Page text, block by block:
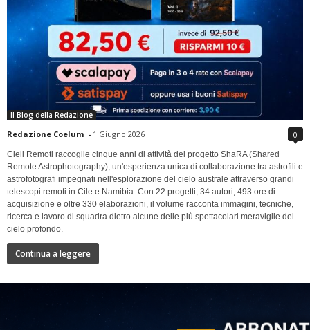
Il Blog della Redazione
Redazione Coelum - 1 Giugno 2026 0
Cieli Remoti raccoglie cinque anni di attività del progetto ShaRA (Shared
Remote Astrophotography), un'esperienza unica di collaborazione tra astrofili e
astrofotografi impegnati nell'esplorazione del cielo australe attraverso grandi
telescopi remoti in Cile e Namibia. Con 22 progetti, 34 autori, 493 ore di
acquisizione e oltre 330 elaborazioni, il volume racconta immagini, tecniche,
ricerca e lavoro di squadra dietro alcune delle più spettacolari meraviglie del
cielo profondo.
Continua a leggere